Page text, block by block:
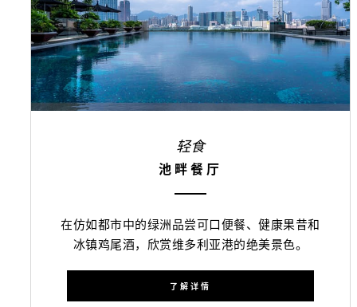
轻食
池畔餐厅
在仿如都市中的绿洲品尝可口便餐、健康果昔和
冰镇鸡尾酒，欣赏维多利亚港的绝美景色。
了解详情